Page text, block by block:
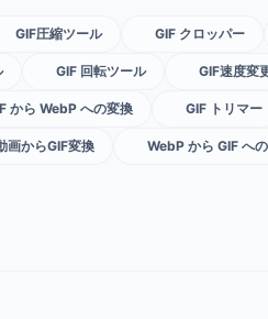
GIF圧縮ツール GIF クロッパー
GIF 回転ツール GIF速度変
から WebP への変換 GIF トリマー
画からGIF変換 WebP から GIF へ